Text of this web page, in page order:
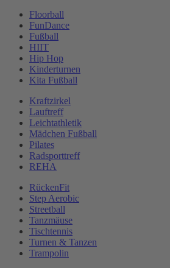
Floorball
FunDance
Fußball
HIIT
Hip Hop
Kinderturnen
Kita Fußball
Kraftzirkel
Lauftreff
Leichtathletik
Mädchen Fußball
Pilates
Radsporttreff
REHA
RückenFit
Step Aerobic
Streetball
Tanzmäuse
Tischtennis
Turnen & Tanzen
Trampolin